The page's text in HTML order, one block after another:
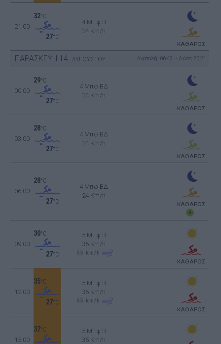
21:00
32°C
27°C
4 Μπφ B
24 Km/h
ΚΑΘΑΡΟΣ
ΠΑΡΑΣΚΕΥΗ 14 ΑΥΓΟΥΣΤΟΥ Ανατολή: 06:42 - Δύση 20:21
00:00
29°C
27°C
4 Μπφ ΒΔ
24 Km/h
ΚΑΘΑΡΟΣ
03:00
28°C
27°C
4 Μπφ ΒΔ
24 Km/h
ΚΑΘΑΡΟΣ
06:00
28°C
27°C
4 Μπφ ΒΔ
24 Km/h
ΚΑΘΑΡΟΣ
09:00
30°C
27°C
5 Μπφ B
35 Km/h
55 km/h
ΚΑΘΑΡΟΣ
12:00
35°C
27°C
5 Μπφ B
35 Km/h
55 km/h
ΚΑΘΑΡΟΣ
15:00
37°C
5 Μπφ B
35 Km/h